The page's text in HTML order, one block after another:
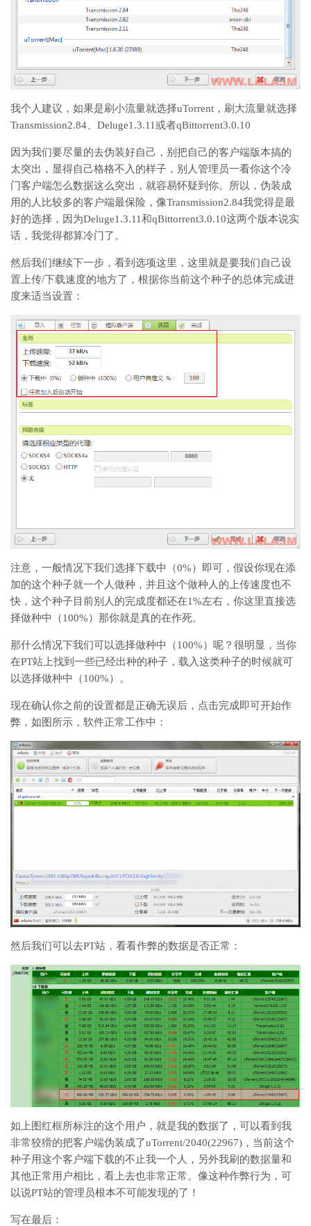
我个人建议，如果是刷小流量就选择uTorrent，刷大流量就选择
Transmission2.84、Deluge1.3.11或者qBittorrent3.0.10
因为我们要尽量的去伪装好自己，别把自己的客户端版本搞的
太突出，显得自己格格不入的样子，别人管理员一看你这个冷
门客户端怎么数据这么突出，就容易怀疑到你。所以，伪装成
用的人比较多的客户端最保险，像Transmission2.84我觉得是最
好的选择，因为Deluge1.3.11和qBittorrent3.0.10这两个版本说实
话，我觉得都算冷门了。
然后我们继续下一步，看到选项这里，这里就是要我们自己设
置上传/下载速度的地方了，根据你当前这个种子的总体完成进
度来适当设置：
注意，一般情况下我们选择下载中（0%）即可，假设你现在添
加的这个种子就一个人做种，并且这个做种人的上传速度也不
快，这个种子目前别人的完成度都还在1%左右，你这里直接选
择做种中（100%）那你就是真的在作死。
那什么情况下我们可以选择做种中（100%）呢？很明显，当你
在PT站上找到一些已经出种的种子，载入这类种子的时候就可
以选择做种中（100%）。
现在确认你之前的设置都是正确无误后，点击完成即可开始作
弊，如图所示，软件正常工作中：
然后我们可以去PT站，看看作弊的数据是否正常：
如上图红框所标注的这个用户，就是我的数据了，可以看到我
非常狡猾的把客户端伪装成了uTorrent/2040(22967)，当前这个
种子用这个客户端下载的不止我一个人，另外我刷的数据量和
其他正常用户相比，看上去也非常正常。像这种作弊行为，可
以说PT站的管理员根本不可能发现的了！
写在最后：